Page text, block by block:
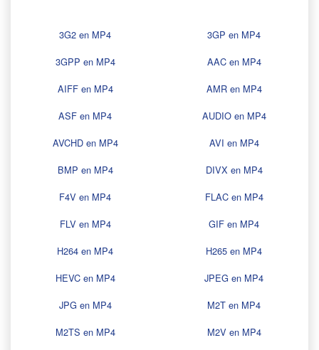
3G2 en MP4
3GP en MP4
3GPP en MP4
AAC en MP4
AIFF en MP4
AMR en MP4
ASF en MP4
AUDIO en MP4
AVCHD en MP4
AVI en MP4
BMP en MP4
DIVX en MP4
F4V en MP4
FLAC en MP4
FLV en MP4
GIF en MP4
H264 en MP4
H265 en MP4
HEVC en MP4
JPEG en MP4
JPG en MP4
M2T en MP4
M2TS en MP4
M2V en MP4